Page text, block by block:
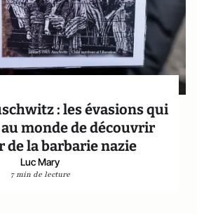
: les évasions qui
monde de découvrir
de la barbarie nazie
Luc Mary
7 min de lecture